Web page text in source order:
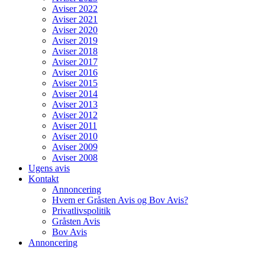
Aviser 2022
Aviser 2021
Aviser 2020
Aviser 2019
Aviser 2018
Aviser 2017
Aviser 2016
Aviser 2015
Aviser 2014
Aviser 2013
Aviser 2012
Aviser 2011
Aviser 2010
Aviser 2009
Aviser 2008
Ugens avis
Kontakt
Annoncering
Hvem er Gråsten Avis og Bov Avis?
Privatlivspolitik
Gråsten Avis
Bov Avis
Annoncering